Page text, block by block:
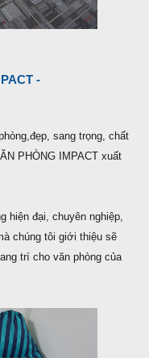
-
sang trọng, chất
PHÒNG IMPACT xuất
hiện đại, chuyên nghiệp,
chúng tôi giới thiệu sẽ
trí cho văn phòng của